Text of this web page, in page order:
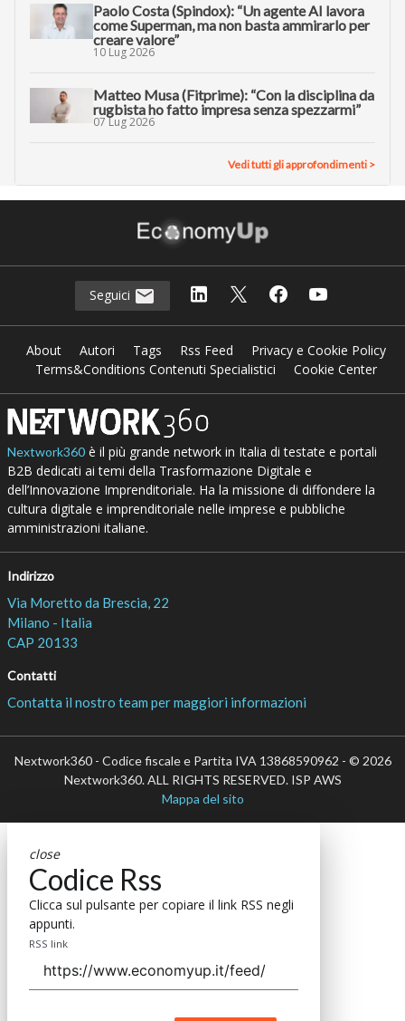
Paolo Costa (Spindox): “Un agente AI lavora
come Superman, ma non basta ammirarlo per
creare valore”
10 Lug 2026
Matteo Musa (Fitprime): “Con la disciplina da
rugbista ho fatto impresa senza spezzarmi”
07 Lug 2026
Vedi tutti gli approfondimenti >
Seguici
About Autori Tags Rss Feed
Privacy e Cookie Policy
Terms&Conditions Contenuti Specialistici
Cookie Center
Nextwork360è il più grande network in Italia di testate e portali
B2B dedicati ai temi della Trasformazione Digitale e
dell’Innovazione Imprenditoriale. Ha la missione di diffondere la
cultura digitale e imprenditoriale nelle imprese e pubbliche
amministrazioni italiane.
Indirizzo
Via Moretto da Brescia, 22
Milano - Italia
CAP 20133
Contatti
Contatta il nostro team per maggiori informazioni
Nextwork360 - Codice fiscale e Partita IVA 13868590962 - © 2026
Nextwork360. ALL RIGHTS RESERVED. ISP AWS
Mappa del sito
close
Codice Rss
Clicca sul pulsante per copiare il link RSS negli
appunti.
RSS link